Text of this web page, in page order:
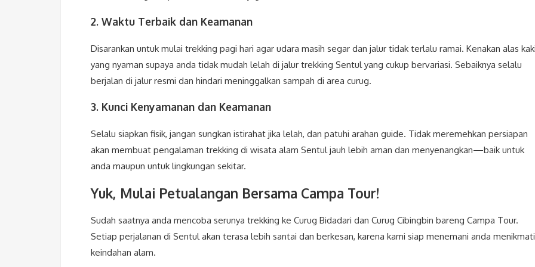
2. Waktu Terbaik dan Keamanan
Disarankan untuk mulai trekking pagi hari agar udara masih segar dan jalur tidak terlalu ramai. Kenakan alas
yang nyaman supaya anda tidak mudah lelah di jalur trekking Sentul yang cukup bervariasi. Sebaiknya selalu
berjalan di jalur resmi dan hindari meninggalkan sampah di area curug.
3. Kunci Kenyamanan dan Keamanan
Selalu siapkan fisik, jangan sungkan istirahat jika lelah, dan patuhi arahan guide. Tidak meremehkan persiapan
akan membuat pengalaman trekking di wisata alam Sentul jauh lebih aman dan menyenangkan—baik untuk
anda maupun untuk lingkungan sekitar.
Yuk, Mulai Petualangan Bersama Campa Tour!
Sudah saatnya anda mencoba serunya trekking ke Curug Bidadari dan Curug Cibingbin bareng Campa Tour.
Setiap perjalanan di Sentul akan terasa lebih santai dan berkesan, karena kami siap menemani anda menikmati
keindahan alam.